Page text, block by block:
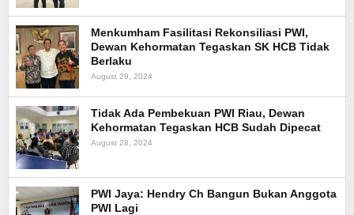
Menkumham Fasilitasi Rekonsiliasi PWI,
Dewan Kehormatan Tegaskan SK HCB Tidak
Berlaku
August 29, 2024
Tidak Ada Pembekuan PWI Riau, Dewan
Kehormatan Tegaskan HCB Sudah Dipecat
August 28, 2024
PWI Jaya: Hendry Ch Bangun Bukan Anggota
PWI Lagi